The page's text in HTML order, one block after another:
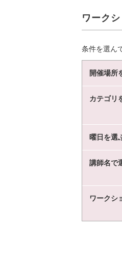
ワーク
条件を選ん
開催場所
カテゴリ
曜日を選
講師名で
ワークシ